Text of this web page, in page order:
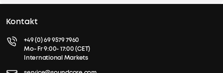
Kontakt
+49 (0) 69 9579 7960
Mo- Fr 9:00- 17:00 (CET)
International Markets